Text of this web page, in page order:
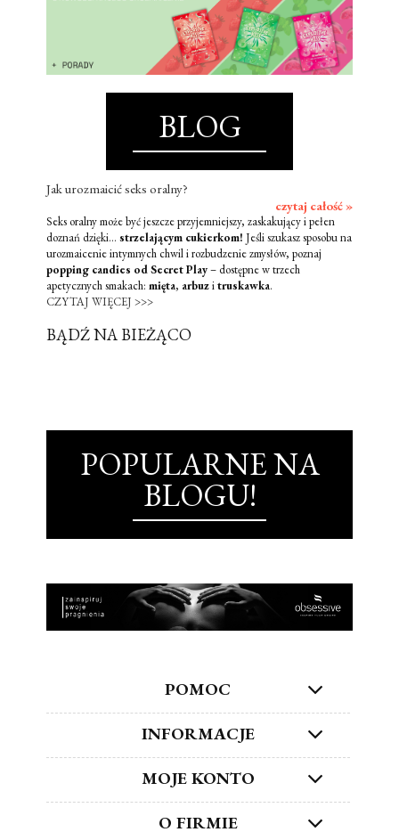
BLOG
Jak urozmaicić seks oralny?
czytaj całość »
Seks oralny może być jeszcze przyjemniejszy, zaskakujący i pełen
doznań dzięki... strzelającym cukierkom! Jeśli szukasz sposobu na
urozmaicenie intymnych chwil i rozbudzenie zmysłów, poznaj
popping candies od Secret Play– dostępne w trzech
apetycznych smakach: mięta, arbuzitruskawka.
CZYTAJ WIĘCEJ >>>
BĄDŹ NA BIEŻĄCO
POPULARNE NA
BLOGU!
POMOC
INFORMACJE
MOJE KONTO
O FIRMIE